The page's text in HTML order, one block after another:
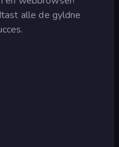
alle de gyldne